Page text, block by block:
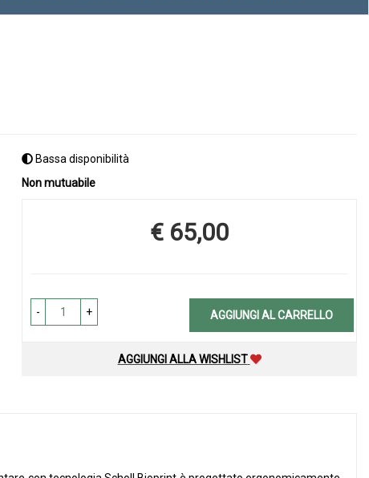
Bassa disponibilità
Non mutuabile
Prezzo
€ 65,00
- + AGGIUNGI AL CARRELLO
AGGIUNGI ALLA WISHLIST